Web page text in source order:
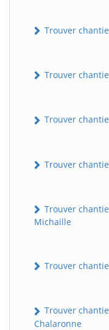
Trouver
Trouver
Trouver
Trouver
Trouver
Michaille
Trouver
Trouver
Chalaronne